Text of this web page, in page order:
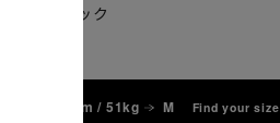
ブラック
158cm / 51kg M Find your size